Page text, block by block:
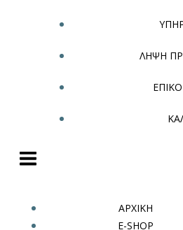
ΛΗΨΗ
ΑΡΧΙΚΗ
E-SHOP